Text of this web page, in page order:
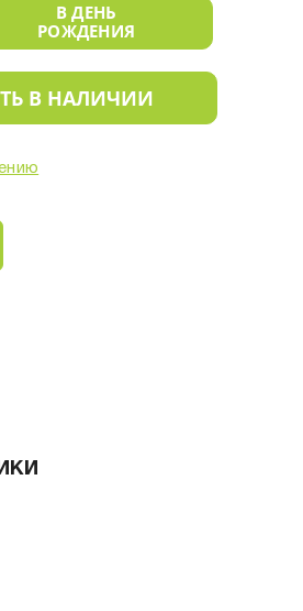
В ДЕНЬ
РОЖДЕНИЯ
В НАЛИЧИИ